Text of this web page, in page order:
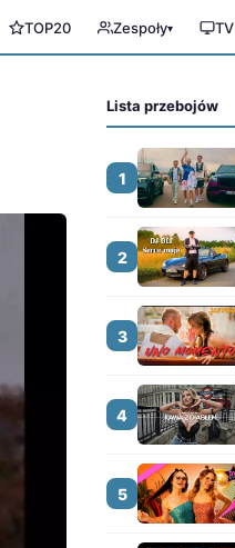
TOP20 Zespoły▾ TV
Lista przebojów
1
2
3
4
5